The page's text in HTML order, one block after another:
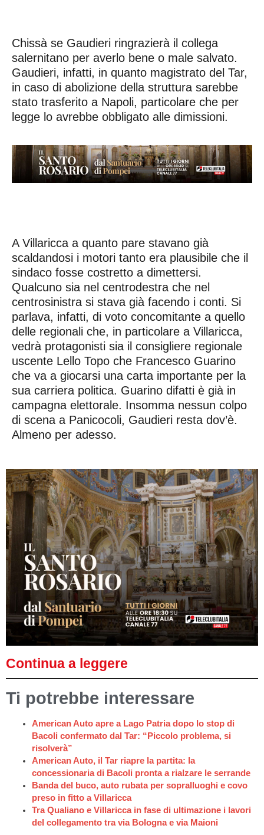
Chissà se Gaudieri ringrazierà il collega
salernitano per averlo bene o male salvato.
Gaudieri, infatti, in quanto magistrato del Tar,
in caso di abolizione della struttura sarebbe
stato trasferito a Napoli, particolare che per
legge lo avrebbe obbligato alle dimissioni.
A Villaricca a quanto pare stavano già
scaldandosi i motori tanto era plausibile che il
sindaco fosse costretto a dimettersi.
Qualcuno sia nel centrodestra che nel
centrosinistra si stava già facendo i conti. Si
parlava, infatti, di voto concomitante a quello
delle regionali che, in particolare a Villaricca,
vedrà protagonisti sia il consigliere regionale
uscente Lello Topo che Francesco Guarino
che va a giocarsi una carta importante per la
sua carriera politica. Guarino difatti è già in
campagna elettorale. Insomma nessun colpo
di scena a Panicocoli, Gaudieri resta dov’è.
Almeno per adesso.
Continua a leggere
Ti potrebbe interessare
American Auto apre a Lago Patria dopo lo stop di
Bacoli confermato dal Tar: “Piccolo problema, si
risolverà”
American Auto, il Tar riapre la partita: la
concessionaria di Bacoli pronta a rialzare le serrande
Banda del buco, auto rubata per sopralluoghi e covo
preso in fitto a Villaricca
Tra Qualiano e Villaricca in fase di ultimazione i lavori
del collegamento tra via Bologna e via Maioni